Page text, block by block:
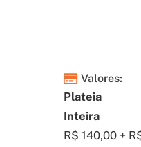
Valores:
Plateia
Inteira
R$ 140,00 +